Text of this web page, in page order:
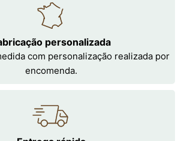
personalizada
com personalização realizada por
encomenda.